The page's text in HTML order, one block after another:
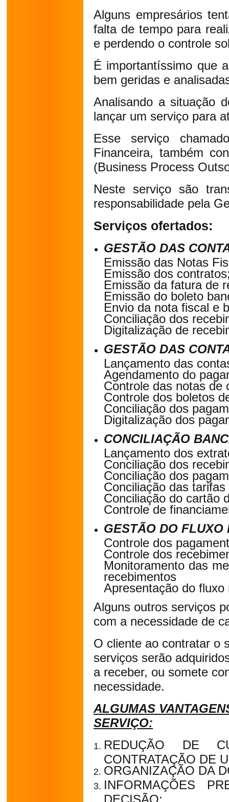
Alguns empresários
falta de tempo para
e perdendo o controle
É importantíssimo que
bem geridas e
Analisando a situação
lançar um serviço para
Esse serviço
Financeira, também
(Business Process
Neste serviço são
responsabilidade pela
Serviços ofertados:
GESTÃO DAS
Emissão das Notas
Emissão dos
Emissão da fatura de
Emissão do boleto
Envio da nota fiscal e
Conciliação dos
Digitalização de
GESTÃO DAS
Lançamento das
Agendamento do
Controle das notas de
Controle dos boletos
Conciliação dos
Digitalização dos
CONCILIAÇÃO
Lançamento dos
Conciliação dos
Conciliação dos
Conciliação das tarifas
Conciliação do cartão
Controle de
GESTÃO DO FLUXO
Controle dos
Controle dos
Monitoramento das
recebimentos
Apresentação do
Alguns outros serviços
com a necessidade de
O cliente ao contratar o
serviços serão
a receber, ou somete
necessidade.
ALGUMAS
SERVIÇO:
REDUÇÃO DE
CONTRATAÇÃO DE
ORGANIZAÇÃO DA
INFORMAÇÕES
DECISÃO;